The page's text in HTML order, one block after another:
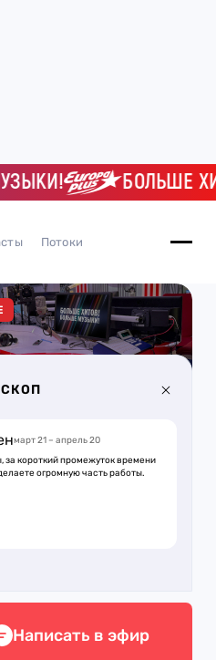
БОЛЬШЕ
Потоки
март 21 – апрель 20
за короткий промежуток времени
огромную часть работы.
Написать в эфир